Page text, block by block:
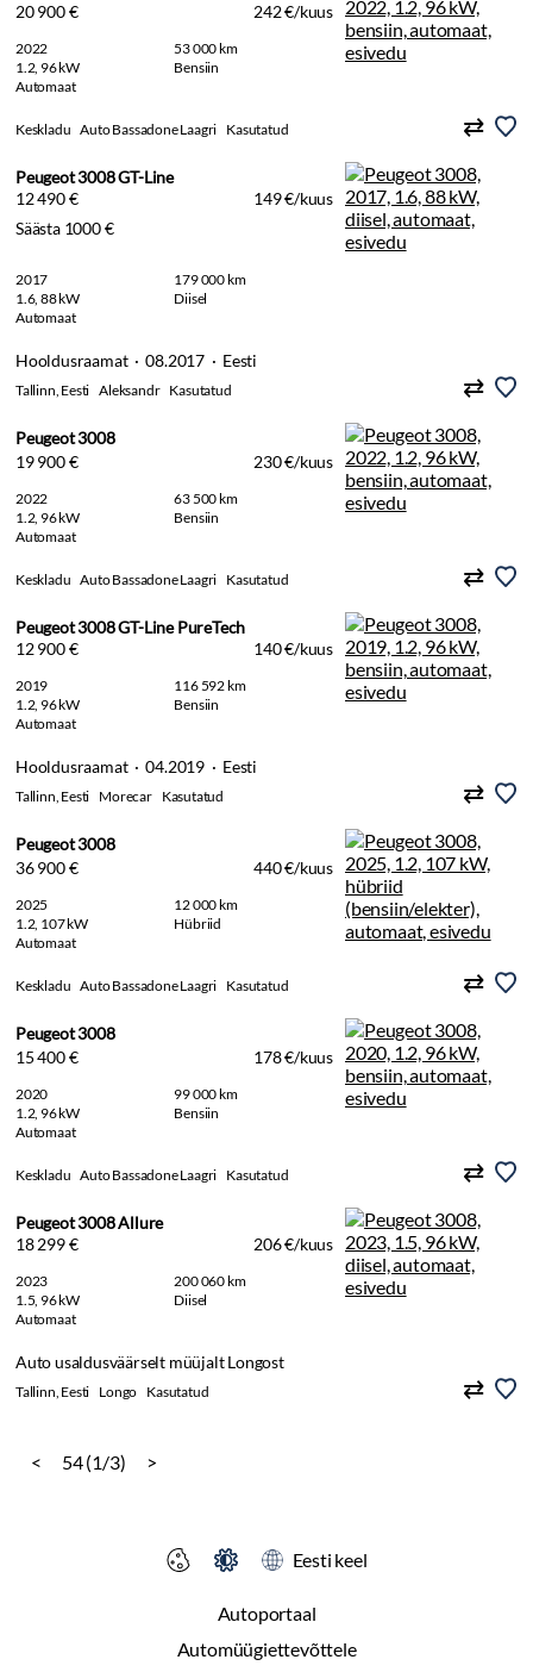
20 900 €
242 €/kuus
2022
53 000 km
1.2, 96 kW
Bensiin
Automaat
Keskladu Auto Bassadone Laagri Kasutatud
Peugeot 3008 GT-Line
12 490 €
149 €/kuus
Säästa 1000 €
2017
179 000 km
1.6, 88 kW
Diisel
Automaat
Hooldusraamat · 08.2017 · Eesti
Tallinn, Eesti Aleksandr Kasutatud
Peugeot 3008
19 900 €
230 €/kuus
2022
63 500 km
1.2, 96 kW
Bensiin
Automaat
Keskladu Auto Bassadone Laagri Kasutatud
Peugeot 3008 GT-Line PureTech
12 900 €
140 €/kuus
2019
116 592 km
1.2, 96 kW
Bensiin
Automaat
Hooldusraamat · 04.2019 · Eesti
Tallinn, Eesti Morecar Kasutatud
Peugeot 3008
36 900 €
440 €/kuus
2025
12 000 km
1.2, 107 kW
Hübriid
Automaat
Keskladu Auto Bassadone Laagri Kasutatud
Peugeot 3008
15 400 €
178 €/kuus
2020
99 000 km
1.2, 96 kW
Bensiin
Automaat
Keskladu Auto Bassadone Laagri Kasutatud
Peugeot 3008 Allure
18 299 €
206 €/kuus
2023
200 060 km
1.5, 96 kW
Diisel
Automaat
Auto usaldusväärselt müüjalt Longost
Tallinn, Eesti Longo Kasutatud
< 54 (1/3) >
Autoportaal
Automüügiettevõttele
Eesti keel